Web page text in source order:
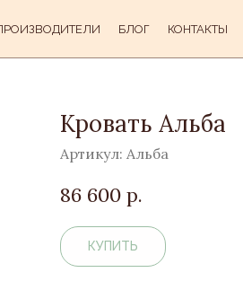
КОНТАКТЫ
БЛОГ
Кровать Альба
Артикул: Альба
86 600 р.
КУПИТЬ